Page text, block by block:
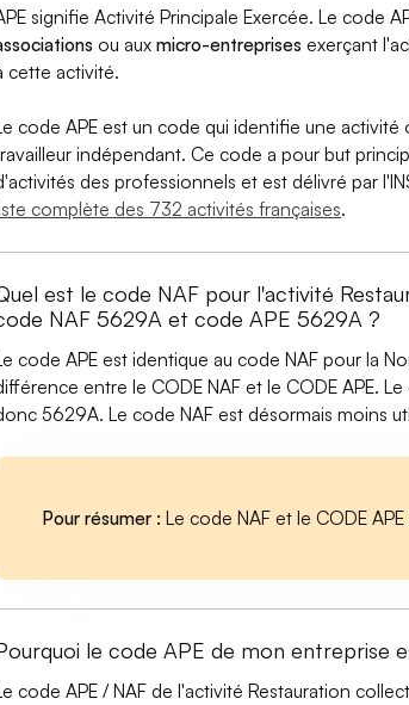
signifie Activité Principale Exercée. Le code
ou auxmicro-entreprises exerçant
cette activité.
code APE est un code qui identifie une
indépendant. Ce code a pour but
des professionnels et est délivré par
complète des 732 activités françaises.
est le code NAF pour l'activité
NAF 5629A et code APE 5629A ?
code APE est identique au code NAF pour la
entre le CODE NAF et le CODE APE.
5629A. Le code NAF est désormais moins
Pour résumer : Le code NAF et le CODE
le code APE de mon entreprise
code APE / NAF de l'activité Restauration